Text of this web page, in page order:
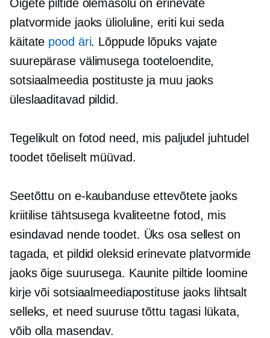
Õigete piltide olemasolu on erinevate
platvormide jaoks ülioluline, eriti kui seda
käitate pood äri. Lõppude lõpuks vajate
suurepärase välimusegatooteloendite,
sotsiaalmeedia postituste ja muu jaoks
üleslaaditavad pildid.
Tegelikult on fotod need, mis paljudel juhtudel
toodet tõeliselt müüvad.
Seetõttu on e-kaubanduse ettevõtete jaoks
kriitilise tähtsusega kvaliteetnefotod, mis
esindavad nende toodet. Üks osa sellest on
tagada, et pildid oleksid erinevate platvormide
jaoks õige suurusega. Kaunite piltide loomine
kirje või sotsiaalmeediapostituse jaoks lihtsalt
selleks, et need suuruse tõttu tagasi lükata,
võib olla masendav.